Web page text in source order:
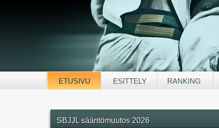
ETUSIVU ESITTELY RANKING
SBJJL sääntömuutos 2026